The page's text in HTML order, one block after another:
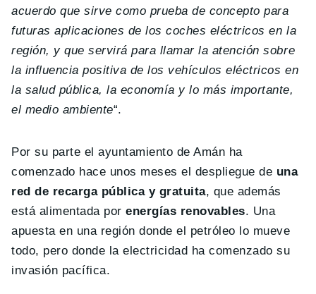
acuerdo que sirve como prueba de concepto para
futuras aplicaciones de los coches eléctricos en la
región, y que servirá para llamar la atención sobre
la influencia positiva de los vehículos eléctricos en
la salud pública, la economía y lo más importante,
el medio ambiente“.
Por su parte el ayuntamiento de Amán ha
comenzado hace unos meses el despliegue de una
red de recarga pública y gratuita, que además
está alimentada porenergías renovables. Una
apuesta en una región donde el petróleo lo mueve
todo, pero donde la electricidad ha comenzado su
invasión pacífica.